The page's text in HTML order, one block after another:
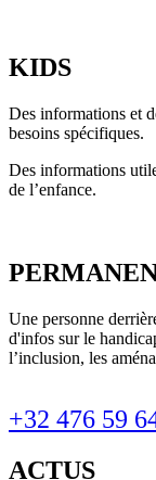
KIDS
Des informations et
besoins spécifiques.
Des informations
de l’enfance.
Une personne
d'infos sur le
l’inclusion, les
+32 476 59
ACTUS